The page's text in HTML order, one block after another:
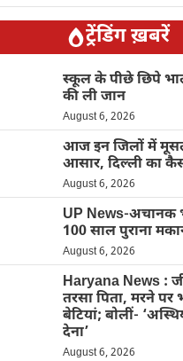
ट्रेंडिंग ख़बरें
स्कूल के पीछे छिपे
की ली जान
August 6, 2026
आज इन जिलों में
आसार, दिल्ली का
August 6, 2026
UP News-अचानक
100 साल पुराना
August 6, 2026
Haryana News :
तरसा पिता, मरने
बेटियां; बोलीं-
देना’
August 6, 2026